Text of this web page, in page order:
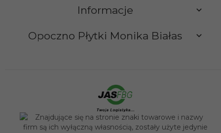
Informacje
Opoczno Płytki Monika Białas
sklep@opocznoplytki.pl